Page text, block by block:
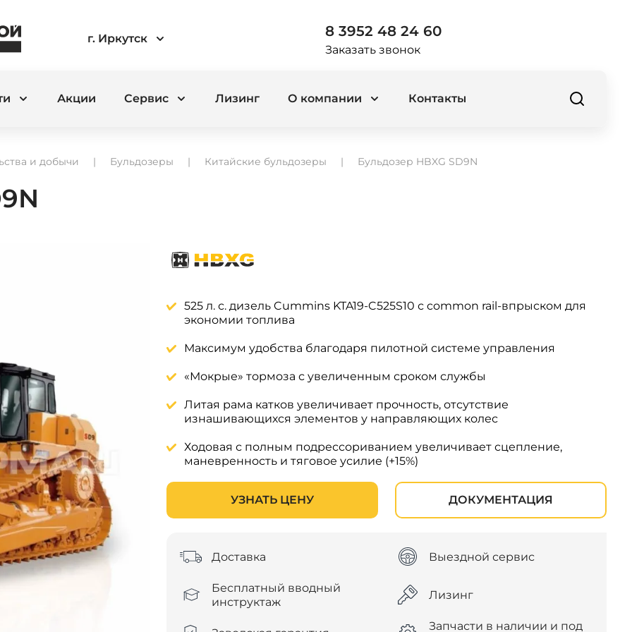
г. Иркутск 8 3952 48 24 60
Заказать звонок
Акции Сервис Лизинг О компании Контакты
и добычи Бульдозеры Китайские бульдозеры Бульдозер HBXG SD9N
525 л. с. дизель Cummins KTA19-C525S10 с common rail-впрыском для
экономии топлива
Максимум удобства благодаря пилотной системе управления
«Мокрые» тормоза с увеличенным сроком службы
Литая рама катков увеличивает прочность, отсутствие
изнашивающихся элементов у направляющих колес
Ходовая с полным подрессориванием увеличивает сцепление,
маневренность и тяговое усилие (+15%)
УЗНАТЬ ЦЕНУ ДОКУМЕНТАЦИЯ
Доставка Выездной сервис
Бесплатный вводный
инструктаж
Лизинг
Запчасти в наличии и под